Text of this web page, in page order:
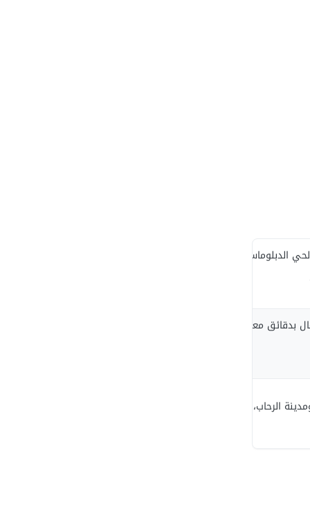
الدبلوماسي.
بدقائق معدودة.
الرحاب، ومدينة طلعت مصطفى.